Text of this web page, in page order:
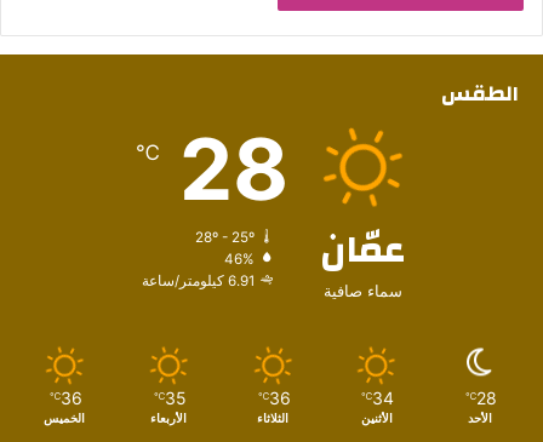
الطقس
عمّان
سماء صافية
28
℃
28º - 25º
46%
6.91 كيلومتر/ساعة
28
℃
الأحد
34
℃
الأثنين
36
℃
الثلاثاء
35
℃
الأربعاء
36
℃
الخميس